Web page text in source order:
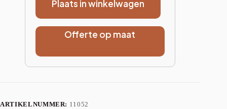
Plaats in winkelwagen
Offerte op maat
ARTIKELNUMMER: 11052